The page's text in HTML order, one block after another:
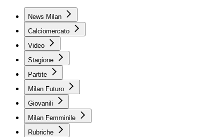
News Milan
Calciomercato
Video
Stagione
Partite
Milan Futuro
Giovanili
Milan Femminile
Rubriche